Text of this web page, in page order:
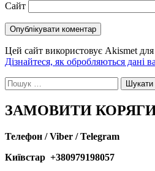
Сайт
Цей сайт використовує Akismet
Дізнайтеся, як обробляються дані
Пошук:
ЗАМОВИТИ
Телефон / Viber / Telegram
Київстар +380979198057